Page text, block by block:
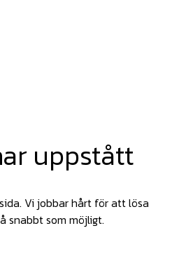
uppstått
Vi jobbar hårt för att lösa
snabbt som möjligt.